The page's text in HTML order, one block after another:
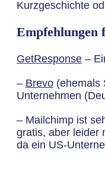
Kurzgeschichte
Empfehlungen
GetResponse –
– Brevo (ehemals
Unternehmen
– Mailchimp ist
gratis, aber leider
da ein US-